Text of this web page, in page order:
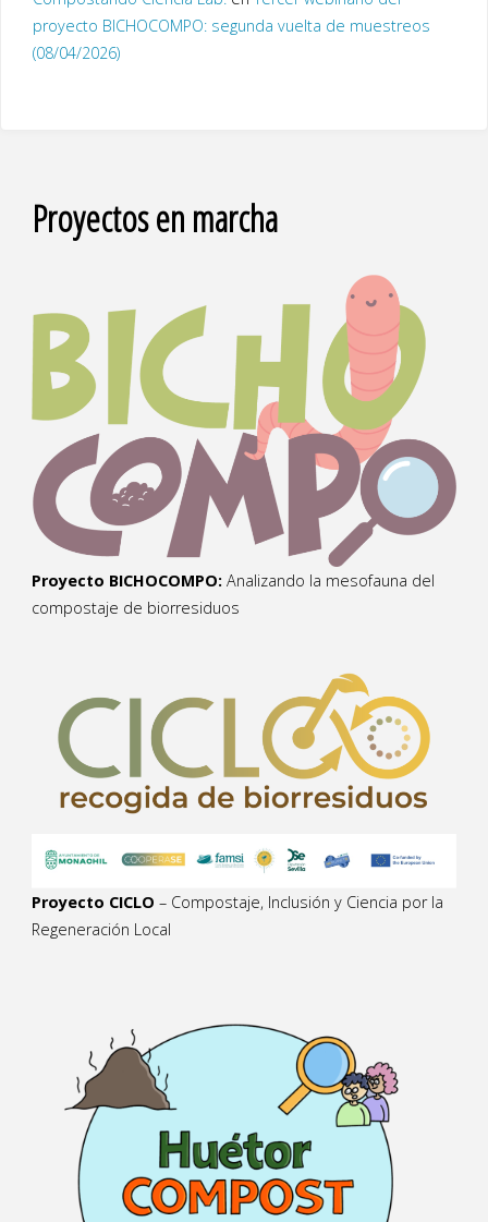
proyecto BICHOCOMPO: segunda vuelta de muestreos
(08/04/2026)
Proyectos en marcha
Proyecto BICHOCOMPO: Analizando la mesofauna del
compostaje de biorresiduos
Proyecto CICLO – Compostaje, Inclusión y Ciencia por la
Regeneración Local